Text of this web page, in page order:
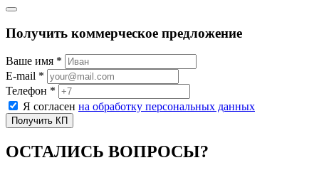
Получить коммерческое предложение
Ваше имя *
E-mail *
Телефон *
Я согласен на обработку персональных данных
ОСТАЛИСЬ ВОПРОСЫ?